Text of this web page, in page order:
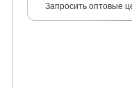
Запросить оптовые